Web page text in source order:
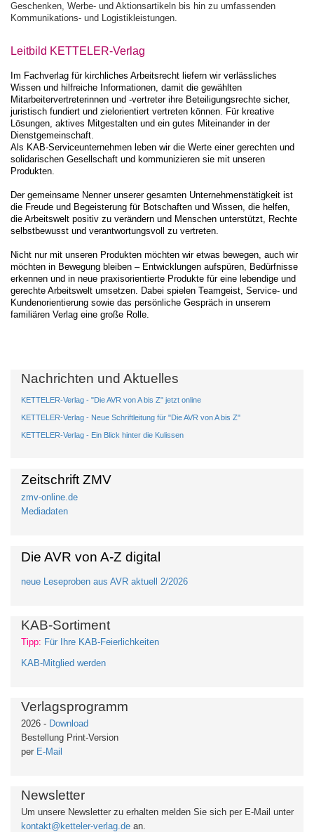
Geschenken, Werbe- und Aktionsartikeln bis hin zu umfassenden
Kommunikations- und Logistikleistungen.
Leitbild KETTELER-Verlag
Im Fachverlag für kirchliches Arbeitsrecht liefern wir verlässliches
Wissen und hilfreiche Informationen, damit die gewählten
Mitarbeitervertreterinnen und -vertreter ihre Beteiligungsrechte sicher,
juristisch fundiert und zielorientiert vertreten können. Für kreative
Lösungen, aktives Mitgestalten und ein gutes Miteinander in der
Dienstgemeinschaft.
Als KAB-Serviceunternehmen leben wir die Werte einer gerechten und
solidarischen Gesellschaft und kommunizieren sie mit unseren
Produkten.
Der gemeinsame Nenner unserer gesamten Unternehmenstätigkeit ist
die Freude und Begeisterung für Botschaften und Wissen, die helfen,
die Arbeitswelt positiv zu verändern und Menschen unterstützt, Rechte
selbstbewusst und verantwortungsvoll zu vertreten.
Nicht nur mit unseren Produkten möchten wir etwas bewegen, auch wir
möchten in Bewegung bleiben – Entwicklungen aufspüren, Bedürfnisse
erkennen und in neue praxisorientierte Produkte für eine lebendige und
gerechte Arbeitswelt umsetzen. Dabei spielen Teamgeist, Service- und
Kundenorientierung sowie das persönliche Gespräch in unserem
familiären Verlag eine große Rolle.
Nachrichten und Aktuelles
KETTELER-Verlag - "Die AVR von A bis Z" jetzt online
KETTELER-Verlag - Neue Schriftleitung für "Die AVR von A bis Z"
KETTELER-Verlag - Ein Blick hinter die Kulissen
Zeitschrift ZMV
zmv-online.de
Mediadaten
Die AVR von A-Z digital
neue Leseproben aus AVR aktuell 2/2026
KAB-Sortiment
Tipp: Für Ihre KAB-Feierlichkeiten
KAB-Mitglied werden
Verlagsprogramm
2026 - Download
Bestellung Print-Version
per E-Mail
Newsletter
Um unsere Newsletter zu erhalten melden Sie sich per E-Mail unter
kontakt@ketteler-verlag.de an.